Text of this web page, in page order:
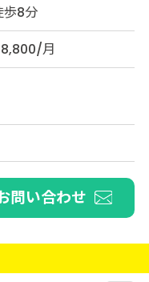
歩8分
月
問い合わせ